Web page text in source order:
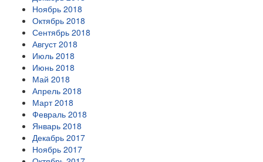
Ноябрь 2018
Октябрь 2018
Сентябрь 2018
Август 2018
Июль 2018
Июнь 2018
Май 2018
Апрель 2018
Март 2018
Февраль 2018
Январь 2018
Декабрь 2017
Ноябрь 2017